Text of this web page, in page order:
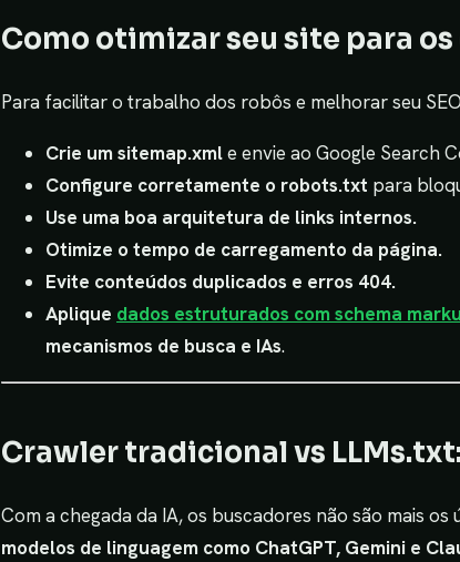
Como otimizar seu site para
Para facilitar o trabalho dos robôs e melhorar seu
Crie um sitemap.xmle envie ao Google Search
Configure corretamente o robots.txt para
Use uma boa arquitetura de links internos.
Otimize o tempo de carregamento da página.
Evite conteúdos duplicados e erros 404.
Aplique dados estruturados com schema
mecanismos de busca e IAs.
Crawler tradicional vs
Com a chegada da IA, os buscadores não são mais os
modelos de linguagem como ChatGPT, Gemini e